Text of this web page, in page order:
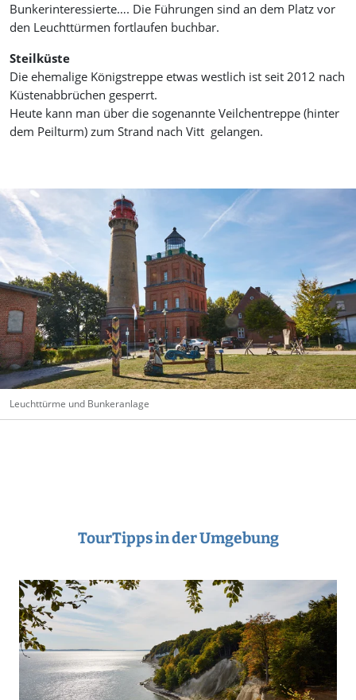
Bunkerinteressierte…. Die Führungen sind an dem Platz vor
den Leuchttürmen fortlaufen buchbar.
Steilküste
Die ehemalige Königstreppe etwas westlich ist seit 2012 nach
Küstenabbrüchen gesperrt.
Heute kann man über die sogenannte Veilchentreppe (hinter
dem Peilturm) zum Strand nach Vitt gelangen.
Leuchttürme und Bunkeranlage
TourTipps in der Umgebung